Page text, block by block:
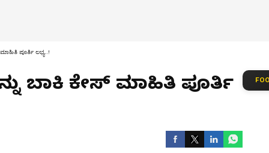
ಪೂರ್ತಿ ಲಭ್ಯ..!
ಬಾಕಿ ಕೇಸ್‌ ಮಾಹಿತಿ ಪೂರ್ತಿ